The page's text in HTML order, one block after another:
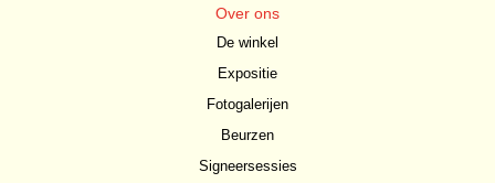
Over ons
De winkel
Expositie
Fotogalerijen
Beurzen
Signeersessies